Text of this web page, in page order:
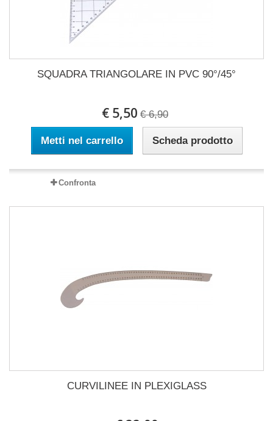
SQUADRA TRIANGOLARE IN PVC 90°/45°
€ 5,50 € 6,90
Metti nel carrello Scheda prodotto
Confronta
CURVILINEE IN PLEXIGLASS